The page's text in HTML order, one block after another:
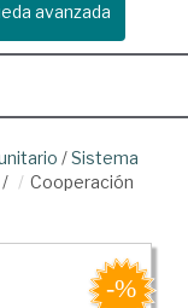
avanzada
/Sistema
/
Cooperación